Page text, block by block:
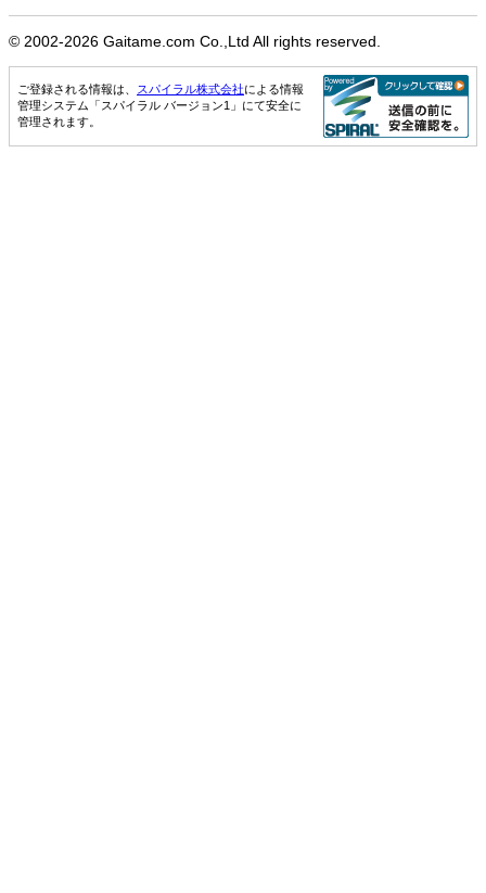
© 2002-2026 Gaitame.com Co.,Ltd All rights reserved.
ご登録される情報は、 スパイラル株式会社による情報
管理システム「スパイラル バージョン1」にて安全に
管理されます。